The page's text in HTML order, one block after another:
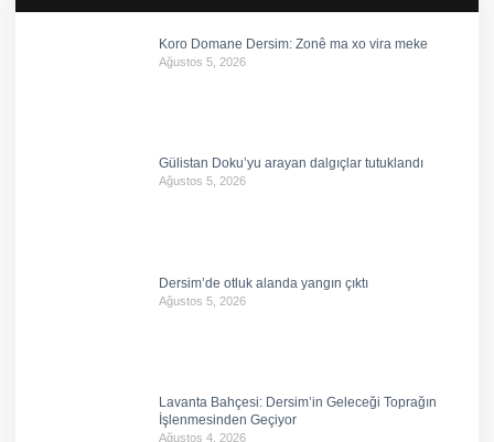
Koro Domane Dersim: Zonê ma xo vira meke
Ağustos 5, 2026
Gülistan Doku’yu arayan dalgıçlar tutuklandı
Ağustos 5, 2026
Dersim’de otluk alanda yangın çıktı
Ağustos 5, 2026
Lavanta Bahçesi: Dersim’in Geleceği Toprağın
İşlenmesinden Geçiyor
Ağustos 4, 2026